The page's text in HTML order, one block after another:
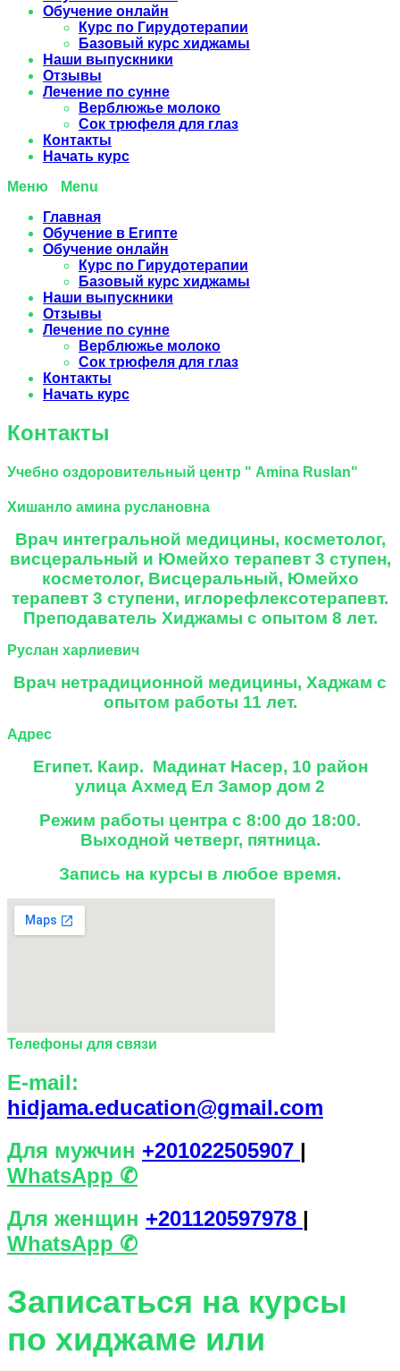
Обучение онлайн
Курс по Гирудотерапии
Базовый курс хиджамы
Наши выпускники
Отзывы
Лечение по сунне
Верблюжье молоко
Сок трюфеля для глаз
Контакты
Начать курс
Menu
Главная
Обучение в Египте
Обучение онлайн
Курс по Гирудотерапии
Базовый курс хиджамы
Наши выпускники
Отзывы
Лечение по сунне
Верблюжье молоко
Сок трюфеля для глаз
Контакты
Начать курс
Контакты
Учебно оздоровительный центр " Amina Ruslan"
Хишанло амина руслановна
Врач интегральной медицины, косметолог,
висцеральный и Юмейхо терапевт 3 ступен,
косметолог, Висцеральный, Юмейхо
терапевт 3 ступени, иглорефлексотерапевт.
Преподаватель Хиджамы с опытом 8 лет.
Руслан харлиевич
Врач нетрадиционной медицины, Хаджам с
опытом работы 11 лет.
Адрес
Египет. Каир. Мадинат Насер, 10 район
улица Ахмед Ел Замор дом 2
Режим работы центра с 8:00 до 18:00.
Выходной четверг, пятница.
Запись на курсы в любое время.
Телефоны для связи
E-mail:
hidjama.education@gmail.com
Для мужчин +201022505907 |
WhatsАpp ✆
Для женщин +201120597978 |
WhatsАpp ✆
Записаться на курсы
по хиджаме или